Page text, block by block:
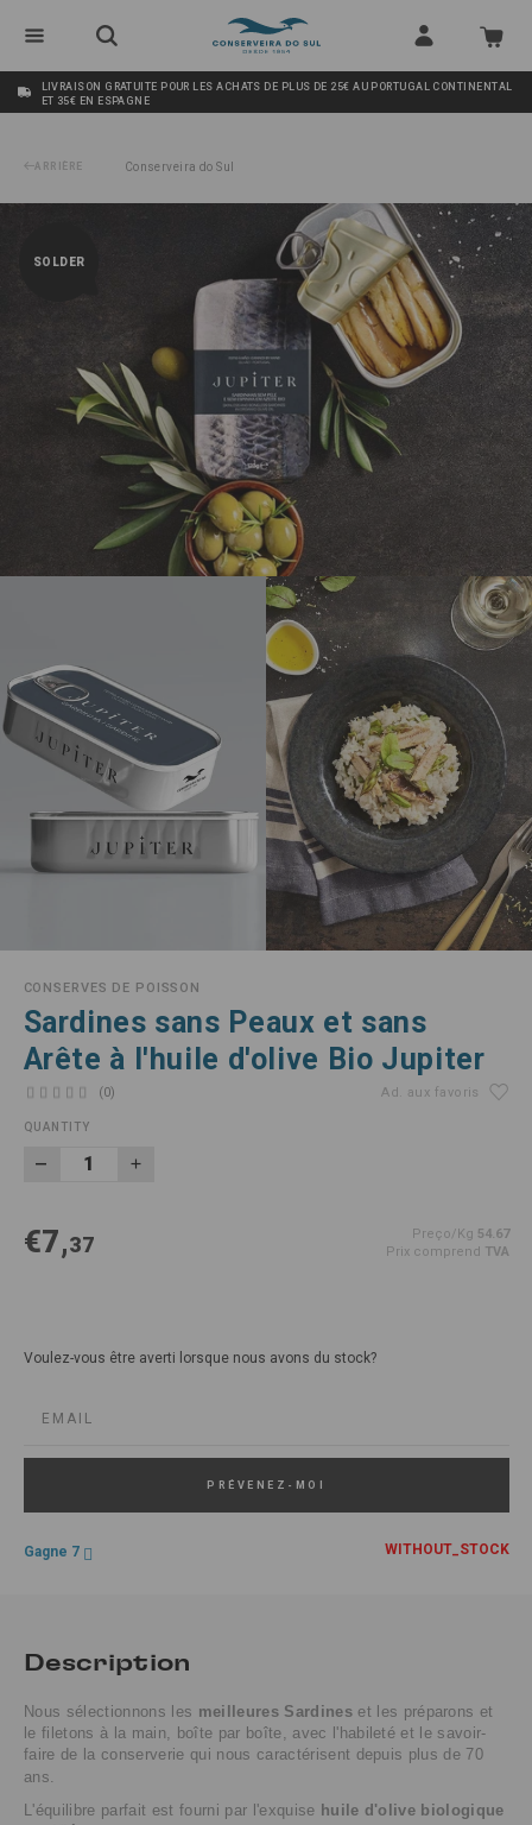
LIVRAISON GRATUITE POUR LES ACHATS DE PLUS DE 25€ AU PORTUGAL CONTINENTAL
ET 35€ EN ESPAGNE
ARRIÈRE Conserveira do Sul
Sardines sans Peaux et sans Arête à l'huile d'olive Bio Jupiter
SOLDER
CONSERVES DE POISSON
Sardines sans Peaux et sans
Arête à l'huile d'olive Bio Jupiter
(0) Ad. aux favoris
QUANTITY
€7,37 Preço/Kg 54.67
Prix comprend TVA
Voulez-vous être averti lorsque nous avons du stock?
PRÉVENEZ-MOI
Gagne 7 WITHOUT_STOCK
Description
Nous sélectionnons les meilleures Sardineset les préparons et
le filetons à la main, boîte par boîte, avec l'habileté et le savoir-
faire de la conserverie qui nous caractérisent depuis plus de 70
ans.
L'équilibre parfait est fourni par l'exquise huile d'olive biologique